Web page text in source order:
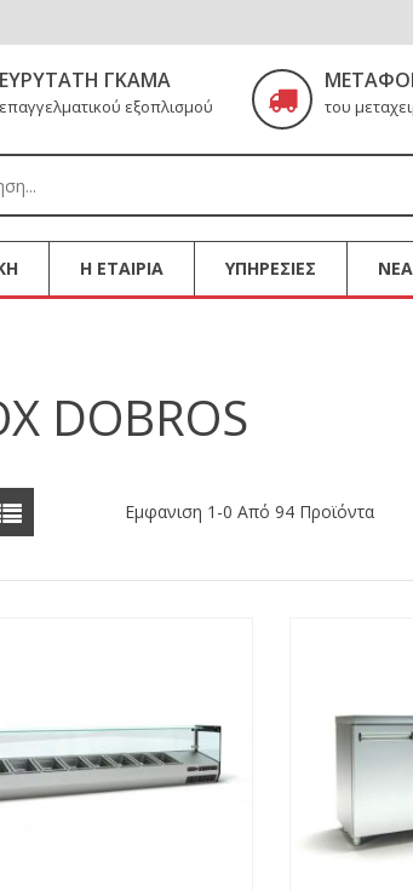
ΕΥΡΎΤΑΤΗ ΓΚΆΜΑ
επαγγελματικού εξοπλισμού του
Η ΕΤΑΙΡΙΑ ΥΠΗΡΕΣΙΕΣ ΝΕΑ
DOBROS
Εμφανιση 1-0 Από 94 Προϊόντα